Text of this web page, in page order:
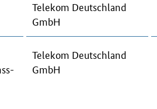
Te­le­kom Deutsch­land
GmbH
Te­le­kom Deutsch­land
GmbH